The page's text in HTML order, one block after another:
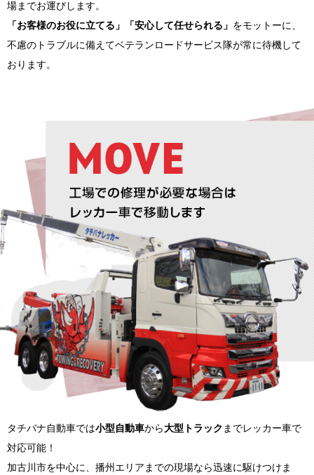
場までお運びします。
「お客様のお役に立てる」「安心して任せられる」 をモットーに、
不慮のトラブルに備えてベテランロードサービス隊が常に待機して
おります。
タチバナ自動車では小型自動車から大型トラック までレッカー車で
対応可能！
加古川市を中心に、播州エリアまでの現場なら迅速に駆けつけま